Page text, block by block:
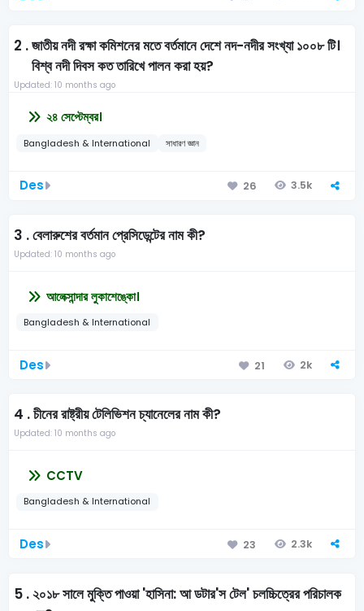
2 .জাতীয় নদী রক্ষা কমিশনের মতে বর্তমানে দেশে নদ-নদীর সংখ্যা ১০০৮ টি।
বিশ্ব নদী দিবস কত তারিখে পালন করা হয়?
Updated: 10 months ago
২৪ সেপ্টেম্বর।
Bangladesh & International সাধারণ জ্ঞান
Des 26 3.5k
3 .বেলারুশের বর্তমান প্রেসিডেন্টের নাম কী?
Updated: 10 months ago
আলেক্সান্দার লুকাশেঙ্কো।
Bangladesh & International
Des 21 2k
4 .চীনের রাষ্ট্রীয় টেলিভিশন চ্যানেলের নাম কী?
Updated: 10 months ago
CCTV
Bangladesh & International
Des 23 2.3k
5 .২০১৮ সালে মুক্তি পাওয়া 'হাসিনা: আ ডটার'স টেল' চলচ্চিত্রের পরিচালক